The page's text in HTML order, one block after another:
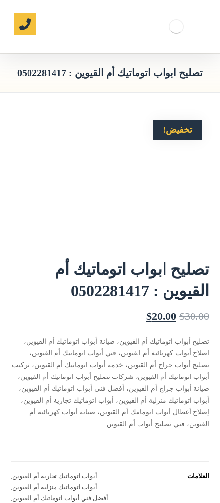
تصليح ابواب اتوماتيك أم القيوين : 0502281417
تخفيض!
تصليح ابواب اتوماتيك أم
القيوين : 0502281417
$30.00
$20.00
تصليح أبواب اتوماتيك أم القيوين، صيانة أبواب اتوماتيك أم القيوين،
اصلاح أبواب كهربائية أم القيوين، فني أبواب اتوماتيك أم القيوين،
تصليح أبواب جراج أم القيوين، خدمة أبواب اتوماتيك أم القيوين، تركيب
أبواب اتوماتيك أم القيوين، شركات تصليح أبواب اتوماتيك أم القيوين،
صيانة أبواب جراج أم القيوين، أفضل فني أبواب اتوماتيك أم القيوين،
أبواب اتوماتيك منزلية أم القيوين، أبواب اتوماتيك تجارية أم القيوين،
إصلاح أعطال أبواب اتوماتيك أم القيوين، صيانة أبواب كهربائية أم
القيوين، فني تصليح أبواب أم القيوين
العلامات أبواب اتوماتيك تجارية أم القيوين,
أبواب اتوماتيك منزلية أم القيوين,
أفضل فني أبواب اتوماتيك أم القيوين,